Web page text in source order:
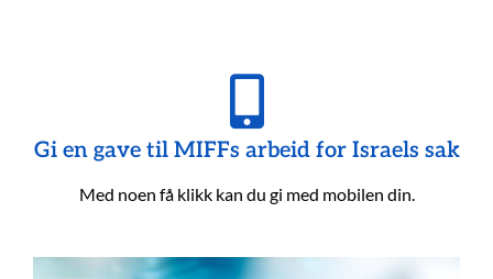
Gi en gave til MIFFs arbeid for Israels sak
Med noen få klikk kan du gi med mobilen din.